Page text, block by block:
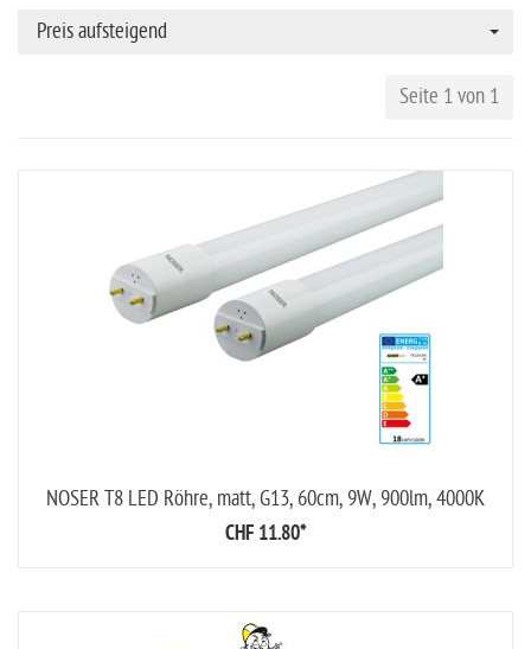
Preis aufsteigend
Seite 1 von 1
NOSER T8 LED Röhre, matt, G13, 60cm, 9W, 900lm, 4000K
CHF 11.80*